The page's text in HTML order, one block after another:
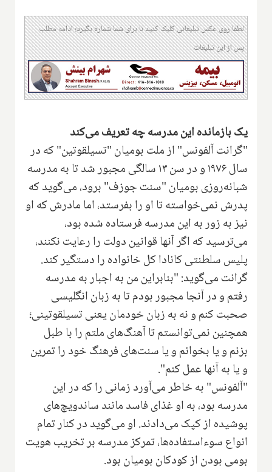
لطفا روی عکس تبلیغاتی کلیک کنید تا برای شما شماره بگیرد؛ ادامه مطلب
پس از این تبلیغات
یک بازمانده این مدرسه چه تعریف می‌کند
"گرانت آلفونس" از ملت بومیان "تسیلقوتین" که در
سال ۱۹۷۶ و در سن ۱۳ سالگی مجبور شد ‌تا به مدرسه
شبانه‌روزی بومیان "سنت جوزف" برود، می‌گوید که
پدرش نمی‌خواسته تا او را بفرستد، اما مادرش که او
نیز به زور به این مدرسه فرستاده شده بود،
می‌ترسید که اگر آنها قوانین دولت را رعایت نکنند،
پلیس سلطنتی کانادا‌ کل خانواده را دستگیر کند.
گرانت می‌گوید: "‌بنابراین من به اجبار به مدرسه
رفتم و در آنجا مجبور بودم تا به زبان انگلیسی
صحبت کنم و نه به زبان خودمان یعنی تسیلقوتینی؛
همچنین نمی‌توانستم تا آهنگ‌های ملتم را با طبل
بزنم و یا بخوانم و یا ‌‌سنت‌های‌ ‌فرهنگ خود را تمرین
و یا به آنها عمل کنم".‌
‌"آلفونس" به خاطر می‌آورد زمانی را که در این
مدرسه بود، ‌به او غذای فاسد مانند ساندویچ‌های
پوشیده از کپک می‌دادند. او می‌گوید در کنار تمام
انواع سوءاستفاده‌ها‌‌، تمرکز مدرسه بر تخریب هویت
بومی بودن از کودکان بومیان بود.